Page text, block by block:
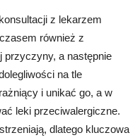
z lekarzem
również z
przyczyny, a następnie
na tle
i unikać go, a w
leki przeciwalergiczne.
dlatego kluczowa